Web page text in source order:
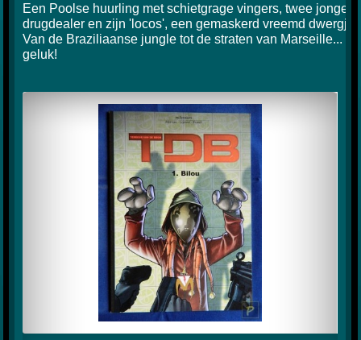
Een Poolse huurling met schietgrage vingers, twee jonge
drugdealer en zijn 'locos', een gemaskerd vreemd
Van de Braziliaanse jungle tot de straten van Marseille...
geluk!